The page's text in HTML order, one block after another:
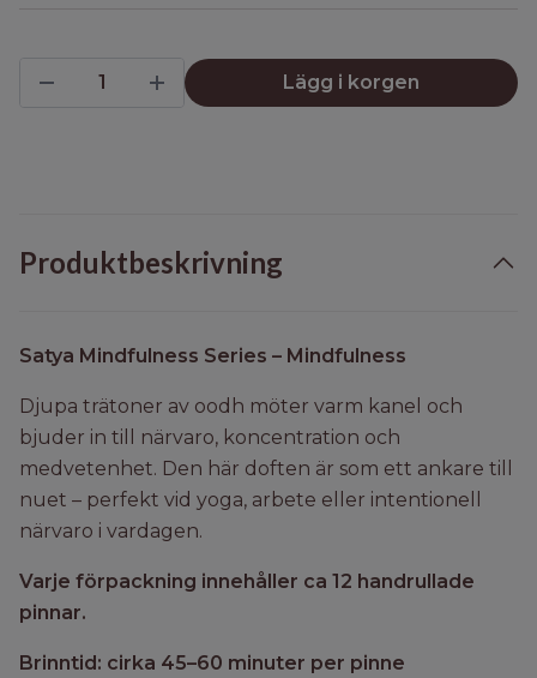
Lägg i korgen
Produktbeskrivning
Satya Mindfulness Series – Mindfulness
Djupa trätoner av oodh möter varm kanel och
bjuder in till närvaro, koncentration och
medvetenhet. Den här doften är som ett ankare till
nuet – perfekt vid yoga, arbete eller intentionell
närvaro i vardagen.
Varje förpackning innehåller ca 12 handrullade
pinnar.
Brinntid: cirka 45–60 minuter per pinne